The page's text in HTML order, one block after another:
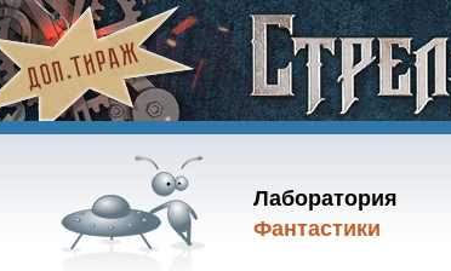
Лаборатория
Фантастики